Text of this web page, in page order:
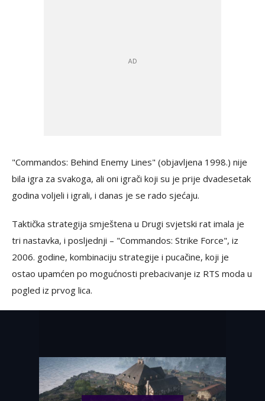
"Commandos: Behind Enemy Lines" (objavljena 1998.) nije
bila igra za svakoga, ali oni igrači koji su je prije dvadesetak
godina voljeli i igrali, i danas je se rado sjećaju.
Taktička strategija smještena u Drugi svjetski rat imala je
tri nastavka, i posljednji – "Commandos: Strike Force", iz
2006. godine, kombinaciju strategije i pucačine, koji je
ostao upamćen po mogućnosti prebacivanje iz RTS moda u
pogled iz prvog lica.